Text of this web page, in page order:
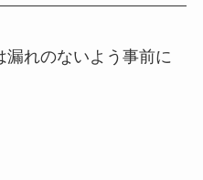
れのないよう事前に